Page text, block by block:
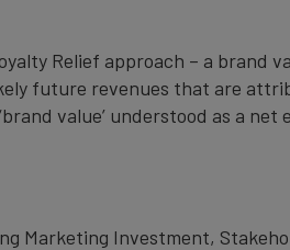
Relief approach – a brand
future revenues that are
value’ understood as a
Marketing Investment,